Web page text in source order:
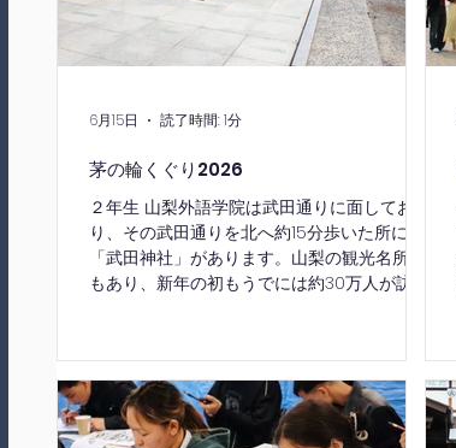
茅の輪くぐり2026
２年生 山梨外語学院は武田通りに面してお
り、その武田通りを北へ約15分歩いた所に
「武田神社」があります。山梨の観光名所で
もあり、新年の初もうでには約30万人が訪れ
茅の輪をくぐり、穢れを払い、無病息災を願
いました。 日本の伝統文化の拠り所である神
社を訪ね、見て、体験し、天候にも恵まれて
よい一日となりました。 １年生
6月15日 読了時間: 1分